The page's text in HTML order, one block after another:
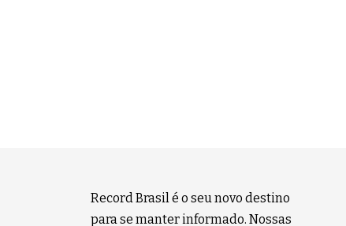
Record Brasil é o seu novo destino
para se manter informado. Nossas